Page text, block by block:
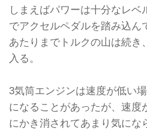
しまえばパワーは十分なレ
でアクセルペダルを踏み込ん
あたりまでトルクの山は続き
入る。
3気筒エンジンは速度が低い
になることがあったが、速度
にかき消されてあまり気にな